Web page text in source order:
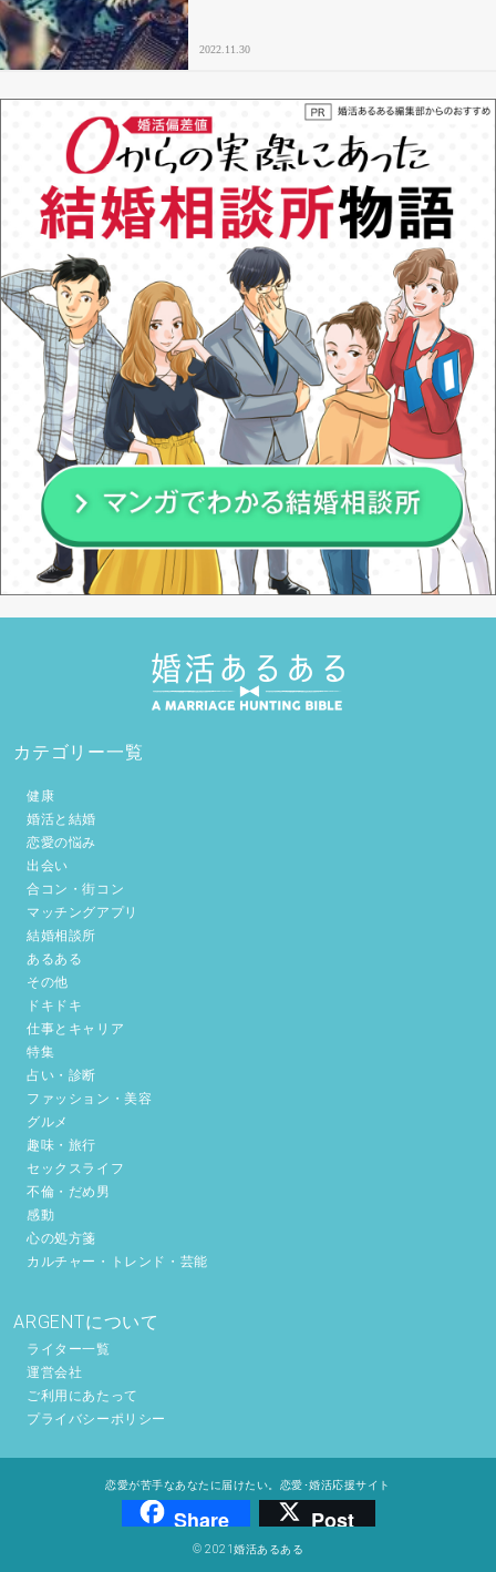
2022.11.30
カテゴリー一覧
健康
婚活と結婚
恋愛の悩み
出会い
合コン・街コン
マッチングアプリ
結婚相談所
あるある
その他
ドキドキ
仕事とキャリア
特集
占い・診断
ファッション・美容
グルメ
趣味・旅行
セックスライフ
不倫・だめ男
感動
心の処方箋
カルチャー・トレンド・芸能
ARGENTについて
ライター一覧
運営会社
ご利用にあたって
プライバシーポリシー
恋愛が苦手なあなたに届けたい。恋愛･婚活応援サイト
Share Post
© 2021婚活あるある